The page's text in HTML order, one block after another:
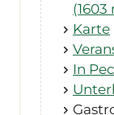
(1603
Karte
In